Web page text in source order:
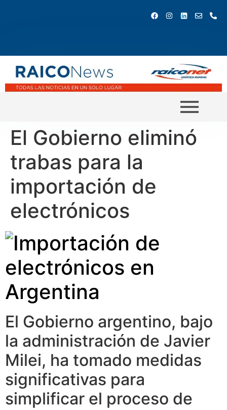
El Gobierno eliminó
trabas para la
importación de
electrónicos
El Gobierno argentino, bajo
la administración de Javier
Milei, ha tomado medidas
significativas para
simplificar el proceso de